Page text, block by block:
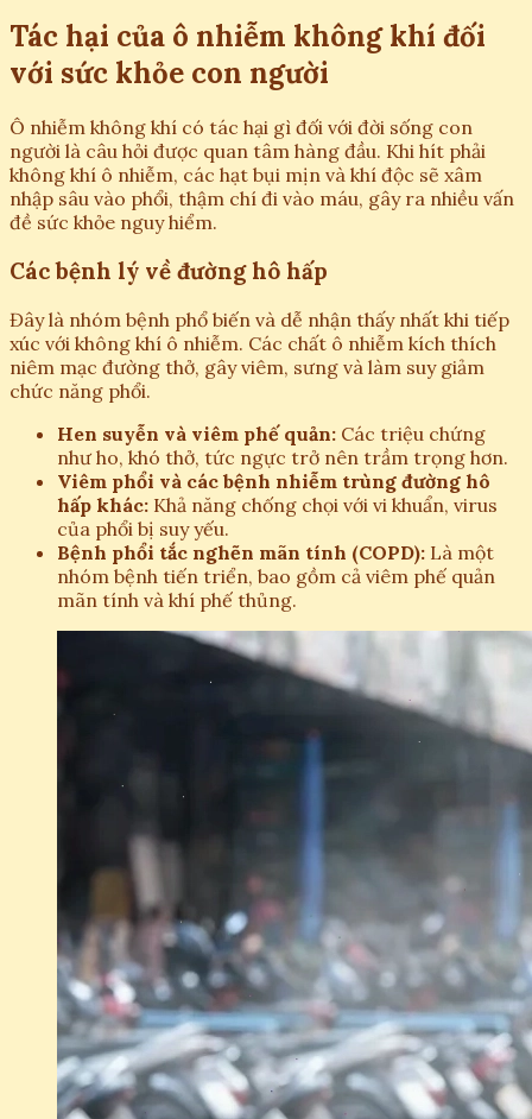
Tác hại của ô nhiễm không khí đối
với sức khỏe con người
Ô nhiễm không khí có tác hại gì đối với đời sống con
người là câu hỏi được quan tâm hàng đầu. Khi hít phải
không khí ô nhiễm, các hạt bụi mịn và khí độc sẽ xâm
nhập sâu vào phổi, thậm chí đi vào máu, gây ra nhiều vấn
đề sức khỏe nguy hiểm.
Các bệnh lý về đường hô hấp
Đây là nhóm bệnh phổ biến và dễ nhận thấy nhất khi tiếp
xúc với không khí ô nhiễm. Các chất ô nhiễm kích thích
niêm mạc đường thở, gây viêm, sưng và làm suy giảm
chức năng phổi.
Hen suyễn và viêm phế quản: Các triệu chứng
như ho, khó thở, tức ngực trở nên trầm trọng hơn.
Viêm phổi và các bệnh nhiễm trùng đường hô
hấp khác: Khả năng chống chọi với vi khuẩn, virus
của phổi bị suy yếu.
Bệnh phổi tắc nghẽn mãn tính (COPD): Là một
nhóm bệnh tiến triển, bao gồm cả viêm phế quản
mãn tính và khí phế thủng.